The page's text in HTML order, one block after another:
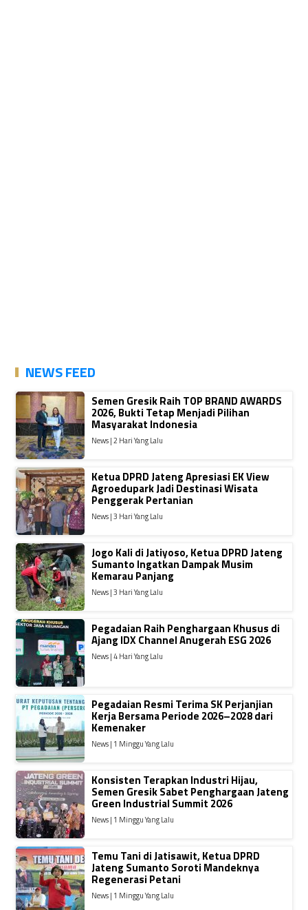
NEWS FEED
Semen Gresik Raih TOP BRAND AWARDS
2026, Bukti Tetap Menjadi Pilihan
Masyarakat Indonesia
News | 2 Hari Yang Lalu
Ketua DPRD Jateng Apresiasi EK View
Agroedupark Jadi Destinasi Wisata
Penggerak Pertanian
News | 3 Hari Yang Lalu
Jogo Kali di Jatiyoso, Ketua DPRD Jateng
Sumanto Ingatkan Dampak Musim
Kemarau Panjang
News | 3 Hari Yang Lalu
Pegadaian Raih Penghargaan Khusus di
Ajang IDX Channel Anugerah ESG 2026
News | 4 Hari Yang Lalu
Pegadaian Resmi Terima SK Perjanjian
Kerja Bersama Periode 2026–2028 dari
Kemenaker
News | 1 Minggu Yang Lalu
Konsisten Terapkan Industri Hijau,
Semen Gresik Sabet Penghargaan Jateng
Green Industrial Summit 2026
News | 1 Minggu Yang Lalu
Temu Tani di Jatisawit, Ketua DPRD
Jateng Sumanto Soroti Mandeknya
Regenerasi Petani
News | 1 Minggu Yang Lalu